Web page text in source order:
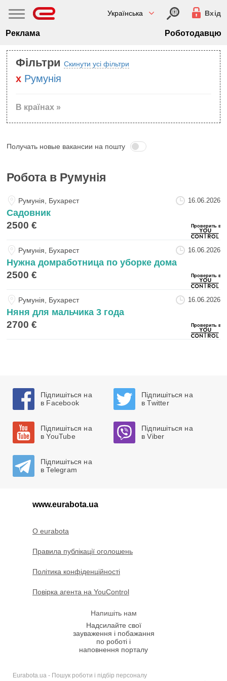
Українська Вхід
Реклама Роботодавцю
Фільтри Скинути усі фільтри
Румунiя
В країнах »
Получать новые вакансии на пошту
Робота в Румунiя
Румунiя, Бухарест 16.06.2026
Садовник
2500 €
Румунiя, Бухарест 16.06.2026
Нужна домработница по уборке дома
2500 €
Румунiя, Бухарест 16.06.2026
Няня для мальчика 3 года
2700 €
Підпишіться на
в Facebook
Підпишіться на
в Twitter
Підпишіться на
в YouTube
Підпишіться на
в Viber
Підпишіться на
в Telegram
www.eurabota.ua
O eurabota
Правила публікації оголошень
Політика конфіденційності
Повірка агента на YouControl
Напишіть нам
Надсилайте свої
зауваження і побажання
по роботі і
наповнення порталу
Eurabota.ua - Пошук роботи і підбір персоналу